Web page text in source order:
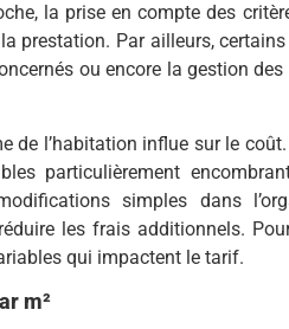
la prise en compte des
prestation. Par ailleurs,
ou encore la gestion
de l’habitation influe sur le
particulièrement
simples dans
les frais additionnels.
qui impactent le tarif.
m²